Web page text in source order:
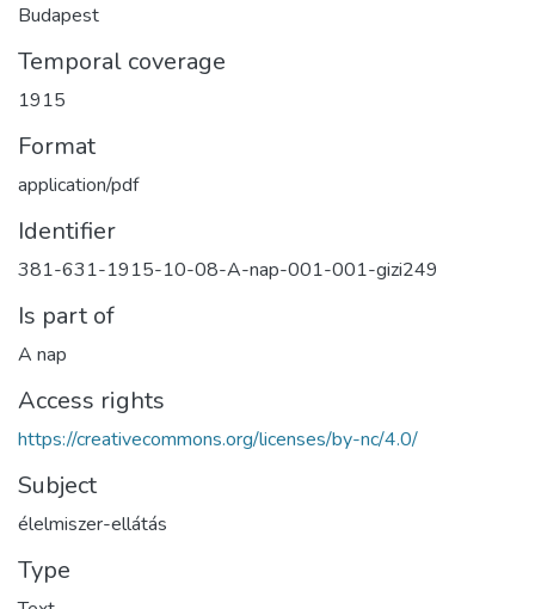
Budapest
Temporal coverage
1915
Format
application/pdf
Identifier
381-631-1915-10-08-A-nap-001-001-gizi249
Is part of
A nap
Access rights
https://creativecommons.org/licenses/by-nc/4.0/
Subject
élelmiszer-ellátás
Type